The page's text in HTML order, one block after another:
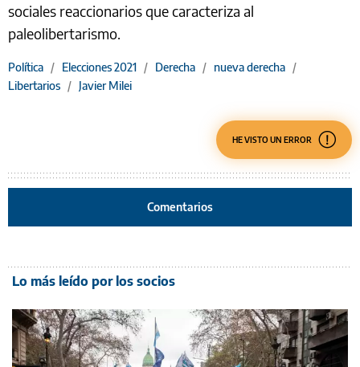
sociales reaccionarios que caracteriza al
paleolibertarismo.
Política / Elecciones 2021 / Derecha / nueva derecha /
Libertarios / Javier Milei
HE VISTO UN ERROR
Comentarios
Lo más leído por los socios